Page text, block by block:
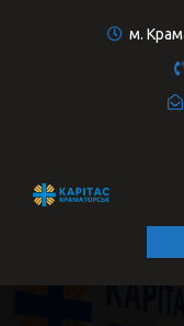
м.